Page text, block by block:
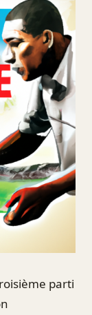
parti